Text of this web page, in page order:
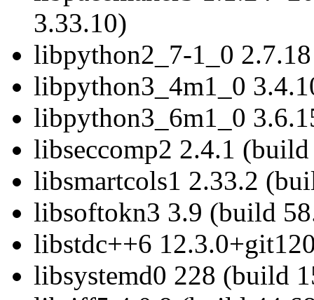
3.33.10)
libpython2_7-1_0
libpython3_4m1_0
libpython3_6m1_0
libseccomp2 2.4.1
libsmartcols1 2.33.2
libsoftokn3 3.9 (build
libstdc++6
libsystemd0 228 (build